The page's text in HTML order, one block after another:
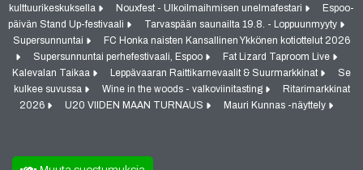
kulttuurikeskuksella
Nouxfest - Ulkoilmaihmisen unelmafestari
Espoo-
päivän Stand Up-festivaali
Tarvaspään saunailta 19.8. - Loppuunmyyty
Supersunnuntai
FC Honka naisten Kansallinen Ykkönen kotiottelut 2026
Supersunnuntai perhefestivaali, Espoo
Fat Lizard Taproom Live
Kalevalan Taikaa
Leppävaaran Raittikarnevaalit & Suurmarkkinat
Se
kulkee suvussa
Wine in the woods - valkoviinitasting
Ritarimarkkinat
2026
U20 VIIDEN MAAN TURNAUS Mauri Kunnas -näyttely